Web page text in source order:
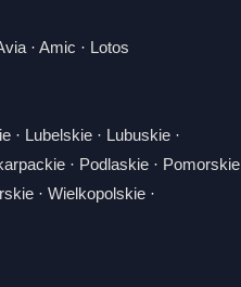
· Amic · Lotos
· Lubelskie · Lubuskie ·
· Podlaskie · Pomorskie
· Wielkopolskie ·